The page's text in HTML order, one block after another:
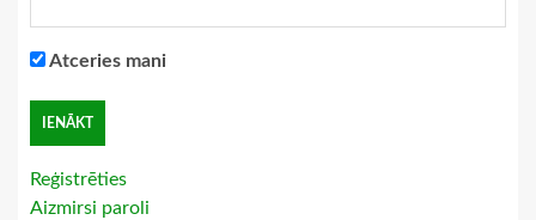
Atceries mani
Reģistrēties
Aizmirsi paroli